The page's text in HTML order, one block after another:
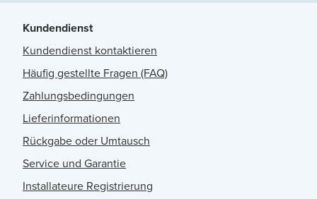
Kundendienst
Kundendienst kontaktieren
Häufig gestellte Fragen (FAQ)
Zahlungsbedingungen
Lieferinformationen
Rückgabe oder Umtausch
Service und Garantie
Installateure Registrierung